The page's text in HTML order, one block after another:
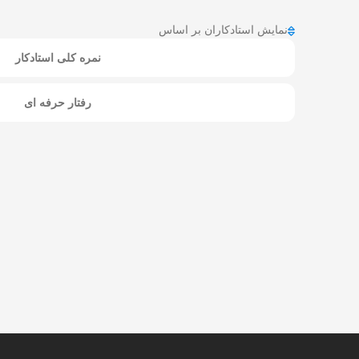
نمایش استادکاران بر اساس
نمره کلی استادکار
رفتار حرفه ای